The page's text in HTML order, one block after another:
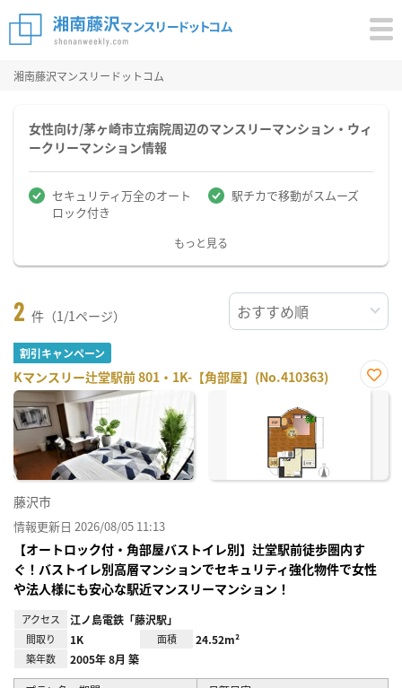
湘南藤沢マンスリードットコム
女性向け/茅ヶ崎市立病院周辺のマンスリーマンション・ウィ
ークリーマンション情報
セキュリティ万全のオート
ロック付き
駅チカで移動がスムーズ
もっと見る
2 件（1/1ページ）
割引キャンペーン
Kマンスリー辻堂駅前 801・1K-【角部屋】(No.410363)
お気
藤沢市
情報更新日 2026/08/05 11:13
【オートロック付・角部屋バストイレ別】辻堂駅前徒歩圏内す
ぐ！バストイレ別高層マンションでセキュリティ強化物件で女性
や法人様にも安心な駅近マンスリーマンション！
アクセス 江ノ島電鉄「藤沢駅」
間取り 1K 面積 24.52m²
築年数 2005年 8月 築